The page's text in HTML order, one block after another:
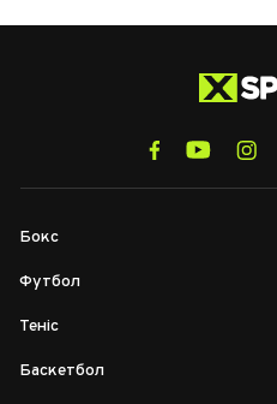
Бокс
Футбол
Теніс
Баскетбол